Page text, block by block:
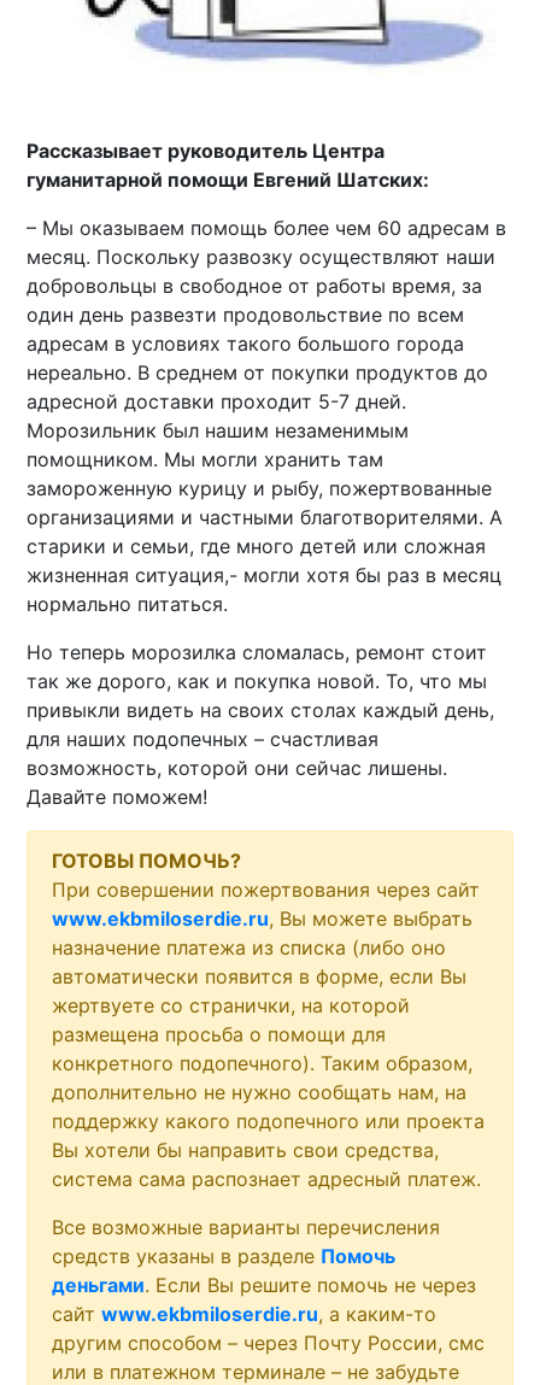
Рассказывает руководитель Центра
гуманитарной помощи Евгений Шатских:
– Мы оказываем помощь более чем 60 адресам в
месяц. Поскольку развозку осуществляют наши
добровольцы в свободное от работы время, за
один день развезти продовольствие по всем
адресам в условиях такого большого города
нереально. В среднем от покупки продуктов до
адресной доставки проходит 5-7 дней.
Морозильник был нашим незаменимым
помощником. Мы могли хранить там
замороженную курицу и рыбу, пожертвованные
организациями и частными благотворителями. А
старики и семьи, где много детей или сложная
жизненная ситуация,- могли хотя бы раз в месяц
нормально питаться.
Но теперь морозилка сломалась, ремонт стоит
так же дорого, как и покупка новой. То, что мы
привыкли видеть на своих столах каждый день,
для наших подопечных – счастливая
возможность, которой они сейчас лишены.
Давайте поможем!
ГОТОВЫ ПОМОЧЬ?
При совершении пожертвования через сайт
www.ekbmiloserdie.ru, Вы можете выбрать
назначение платежа из списка (либо оно
автоматически появится в форме, если Вы
жертвуете со странички, на которой
размещена просьба о помощи для
конкретного подопечного). Таким образом,
дополнительно не нужно сообщать нам, на
поддержку какого подопечного или проекта
Вы хотели бы направить свои средства,
система сама распознает адресный платеж.
Все возможные варианты перечисления
средств указаны в разделе Помочь
деньгами. Если Вы решите помочь не через
сайтwww.ekbmiloserdie.ru, а каким-то
другим способом – через Почту России, смс
или в платежном терминале – не забудьте